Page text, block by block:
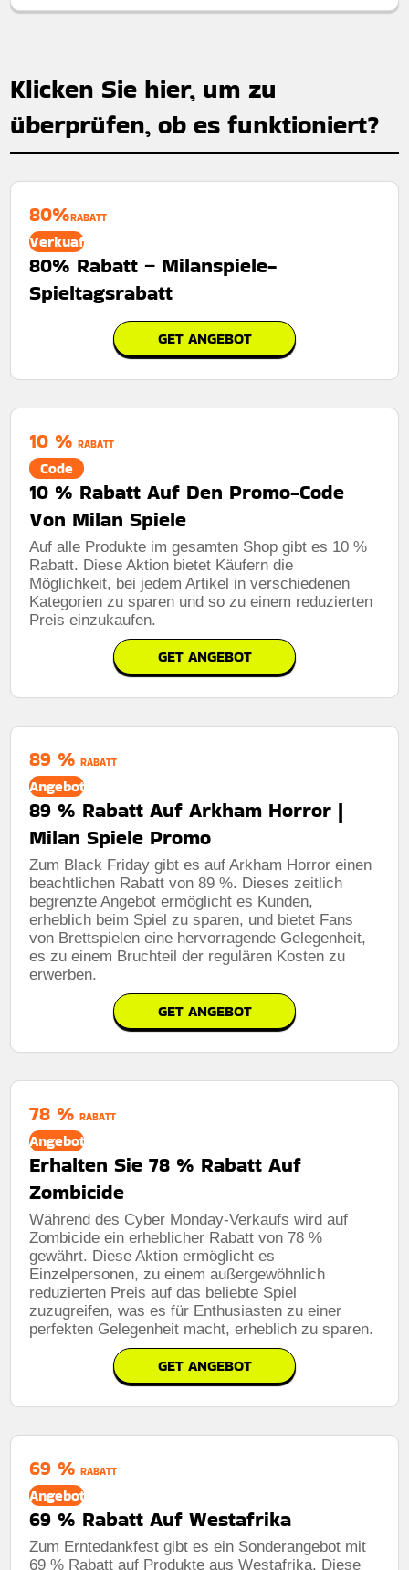
Klicken Sie hier, um zu
überprüfen, ob es funktioniert?
80%RABATT
Verkuaf
80% Rabatt – Milanspiele-
Spieltagsrabatt
GET ANGEBOT
10 % RABATT
Code
10 % Rabatt Auf Den Promo-Code
Von Milan Spiele
Auf alle Produkte im gesamten Shop gibt es 10 %
Rabatt. Diese Aktion bietet Käufern die
Möglichkeit, bei jedem Artikel in verschiedenen
Kategorien zu sparen und so zu einem reduzierten
Preis einzukaufen.
GET ANGEBOT
89 % RABATT
Angebot
89 % Rabatt Auf Arkham Horror |
Milan Spiele Promo
Zum Black Friday gibt es auf Arkham Horror einen
beachtlichen Rabatt von 89 %. Dieses zeitlich
begrenzte Angebot ermöglicht es Kunden,
erheblich beim Spiel zu sparen, und bietet Fans
von Brettspielen eine hervorragende Gelegenheit,
es zu einem Bruchteil der regulären Kosten zu
erwerben.
GET ANGEBOT
78 % RABATT
Angebot
Erhalten Sie 78 % Rabatt Auf
Zombicide
Während des Cyber ​​Monday-Verkaufs wird auf
Zombicide ein erheblicher Rabatt von 78 %
gewährt. Diese Aktion ermöglicht es
Einzelpersonen, zu einem außergewöhnlich
reduzierten Preis auf das beliebte Spiel
zuzugreifen, was es für Enthusiasten zu einer
perfekten Gelegenheit macht, erheblich zu sparen.
GET ANGEBOT
69 % RABATT
Angebot
69 % Rabatt Auf Westafrika
Zum Erntedankfest gibt es ein Sonderangebot mit
69 % Rabatt auf Produkte aus Westafrika. Diese